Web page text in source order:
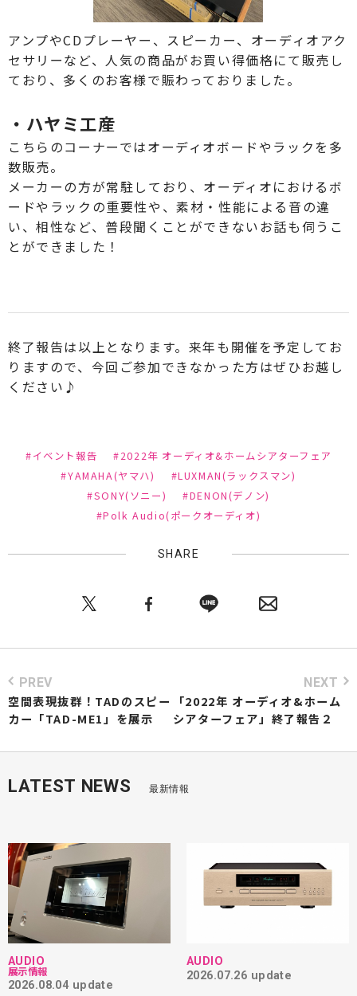
アンプやCDプレーヤー、スピーカー、オーディオアク
セサリーなど、人気の商品がお買い得価格にて販売し
ており、多くのお客様で賑わっておりました。
・ハヤミ工産
こちらのコーナーではオーディオボードやラックを多
数販売。
メーカーの方が常駐しており、オーディオにおけるボ
ードやラックの重要性や、素材・性能による音の違
い、相性など、普段聞くことができないお話も伺うこ
とができました！
終了報告は以上となります。来年も開催を予定してお
りますので、今回ご参加できなかった方はぜひお越し
ください♪
#イベント報告
#2022年 オーディオ&ホームシアターフェア
#YAMAHA(ヤマハ)
#LUXMAN(ラックスマン)
#SONY(ソニー)
#DENON(デノン)
#Polk Audio(ポークオーディオ)
SHARE
PREV
空間表現抜群！TADのスピー
カー「TAD-ME1」を展示
NEXT
「2022年 オーディオ&ホーム
シアターフェア」終了報告２
LATEST NEWS 最新情報
AUDIO
展示情報
2026.08.04 update
AUDIO
2026.07.26 update